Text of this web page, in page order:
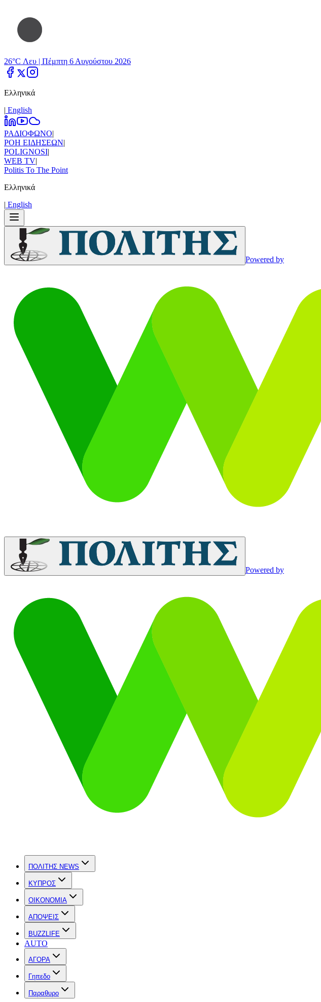
26°C Λευ | Πέμπτη 6 Αυγούστου 2026
Ελληνικά
| Εnglish
ΡΑΔΙΟΦΩΝΟ|
ΡΟΗ ΕΙΔΗΣΕΩΝ|
POLIGNOSI|
WEB TV|
Politis To The Point
Ελληνικά
| Εnglish
Powered by
Powered by
ΠΟΛΙΤΗΣ NEWS
ΚΥΠΡΟΣ
OIKONOMIA
ΑΠΟΨΕΙΣ
BUZZLIFE
AUTO
ΑΓΟΡΑ
Γηπεδο
Παραθυρο